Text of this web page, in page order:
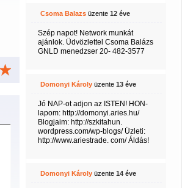
Csoma Balazsüzente 12 éve
Szép napot! Network munkát
ajánlok. Üdvözlettel Csoma Balázs
GNLD menedzser 20- 482-3577
Domonyi Károlyüzente 13 éve
Jó NAP-ot adjon az ISTEN! HON-
lapom: http://domonyi.aries.hu/
Blogjaim: http://szkitahun.
wordpress.com/wp-blogs/ Üzleti:
http://www.ariestrade. com/ Áldás!
Domonyi Károlyüzente 14 éve